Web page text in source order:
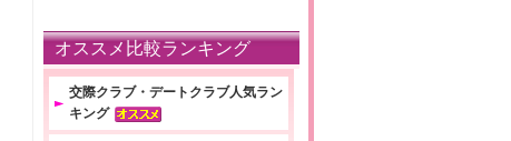
オススメ比較ランキング
交際クラブ・デートクラブ人気ラン
キング